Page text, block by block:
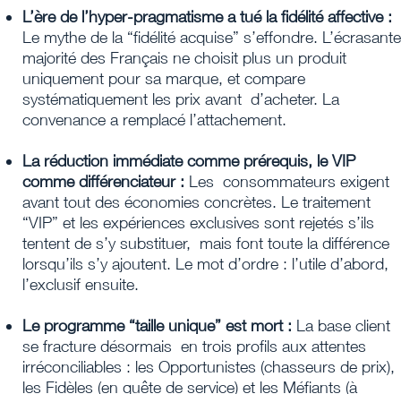
L’ère de l’hyper-pragmatisme a tué la fidélité affective :
Le mythe de la “fidélité acquise” s’effondre. L’écrasante
majorité des Français ne choisit plus un produit
uniquement pour sa marque, et compare
systématiquement les prix avant d’acheter. La
convenance a remplacé l’attachement.
La réduction immédiate comme prérequis, le VIP
comme différenciateur : Les consommateurs exigent
avant tout des économies concrètes. Le traitement
“VIP” et les expériences exclusives sont rejetés s’ils
tentent de s’y substituer, mais font toute la différence
lorsqu’ils s’y ajoutent. Le mot d’ordre : l’utile d’abord,
l’exclusif ensuite.
Le programme “taille unique” est mort : La base client
se fracture désormais en trois profils aux attentes
irréconciliables : les Opportunistes (chasseurs de prix),
les Fidèles (en quête de service) et les Méfiants (à